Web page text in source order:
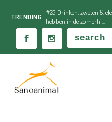
TRENDING:
#25 Drinken, zweten &
hebben in de zomerhi...